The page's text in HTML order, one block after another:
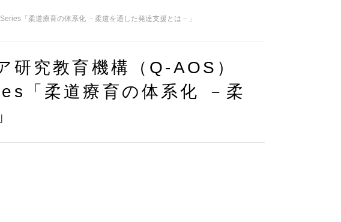
「柔道療育の体系化 －柔道を通した発達支援とは－」
究教育機構（Q-AOS）
「柔道療育の体系化 －柔